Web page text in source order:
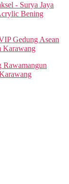
- Surya Jaya
Bening
Gedung Asean
Karawang
Rawamangun